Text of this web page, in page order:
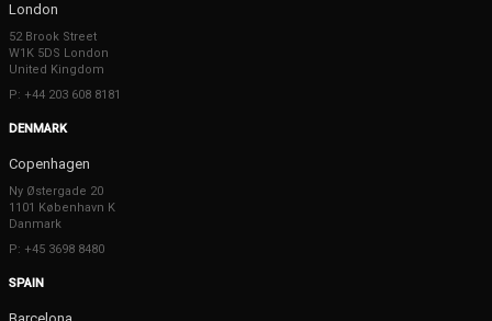
London
52 Brook Street
W1K 5DS London
United Kingdom
P: +44 203 608 8181
DENMARK
Copenhagen
Ny Østergade 20
1101 København K
Danmark
P: +45 3698 8480
SPAIN